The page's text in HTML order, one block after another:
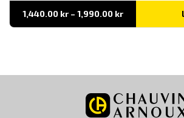
1,440.00 kr – 1,990.00 krPrisintervall:
till